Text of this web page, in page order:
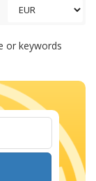
or keywords